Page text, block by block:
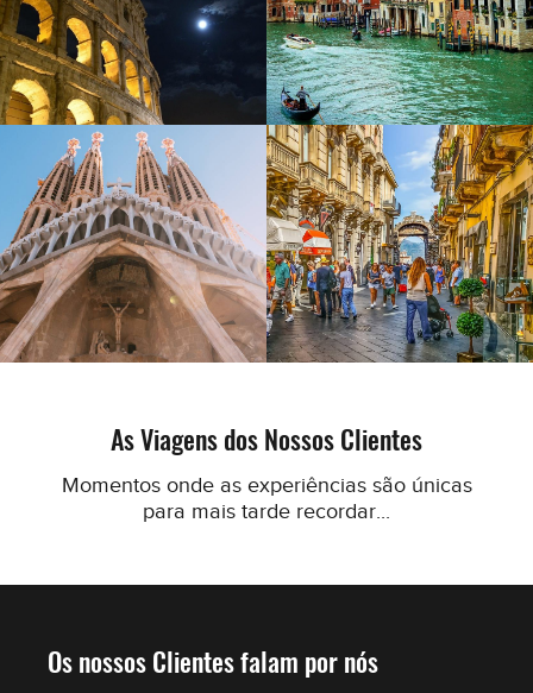
As Viagens dos Nossos Clientes
Momentos onde as experiências são únicas
para mais tarde recordar...
Os nossos Clientes falam por nós